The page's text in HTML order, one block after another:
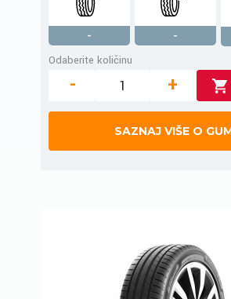
- -
Odaberite količinu
- +
SAZNAJ VIŠE O